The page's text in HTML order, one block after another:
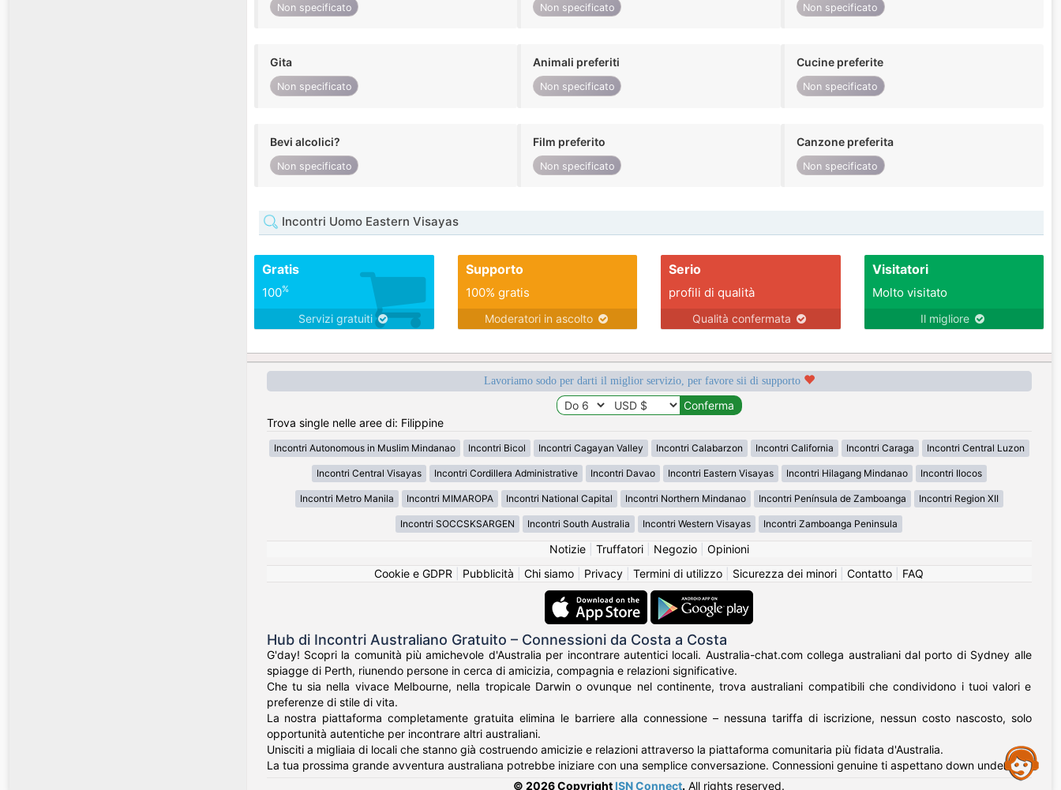
Non specificato Non specificato Non specificato
Gita
Non specificato
Animali preferiti
Non specificato
Cucine preferite
Non specificato
Bevi alcolici?
Non specificato
Film preferito
Non specificato
Canzone preferita
Non specificato
Incontri Uomo Eastern Visayas
Gratis
100%
Servizi gratuiti
Supporto
100% gratis
Moderatori in ascolto
Serio
profili di qualità
Qualità confermata
Visitatori
Molto visitato
Il migliore
Lavoriamo sodo per darti il miglior servizio, per favore sii di supporto
Trova single nelle aree di: Filippine
Incontri Autonomous in Muslim Mindanao Incontri Bicol Incontri Cagayan Valley Incontri Calabarzon Incontri California Incontri Caraga Incontri Central Luzon
Incontri Central Visayas Incontri Cordillera Administrative Incontri Davao Incontri Eastern Visayas Incontri Hilagang Mindanao Incontri Ilocos
Incontri Metro Manila Incontri MIMAROPA Incontri National Capital Incontri Northern Mindanao Incontri Península de Zamboanga Incontri Region XII
Incontri SOCCSKSARGEN Incontri South Australia Incontri Western Visayas Incontri Zamboanga Peninsula
Notizie| Truffatori| Negozio| Opinioni
Cookie e GDPR
Pubblicità Chi siamo Privacy Termini di utilizzo Sicurezza dei minori Contatto FAQ
Hub di Incontri Australiano Gratuito – Connessioni da Costa a Costa
G'day! Scopri la comunità più amichevole d'Australia per incontrare autentici locali. Australia-chat.com collega australiani dal porto di Sydney alle
spiagge di Perth, riunendo persone in cerca di amicizia, compagnia e relazioni significative.
Che tu sia nella vivace Melbourne, nella tropicale Darwin o ovunque nel continente, trova australiani compatibili che condividono i tuoi valori e
preferenze di stile di vita.
La nostra piattaforma completamente gratuita elimina le barriere alla connessione – nessuna tariffa di iscrizione, nessun costo nascosto, solo
opportunità autentiche per incontrare altri australiani.
Unisciti a migliaia di locali che stanno già costruendo amicizie e relazioni attraverso la piattaforma comunitaria più fidata d'Australia.
La tua prossima grande avventura australiana potrebbe iniziare con una semplice conversazione. Connessioni genuine ti aspettano down under.
© 2026 Copyright ISN Connect. All rights reserved.
Assistance